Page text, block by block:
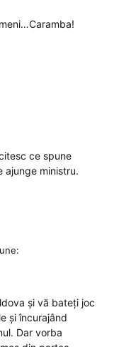
ce spune
ajunge ministru.
și vă bateți joc
și încurajând
Dar vorba